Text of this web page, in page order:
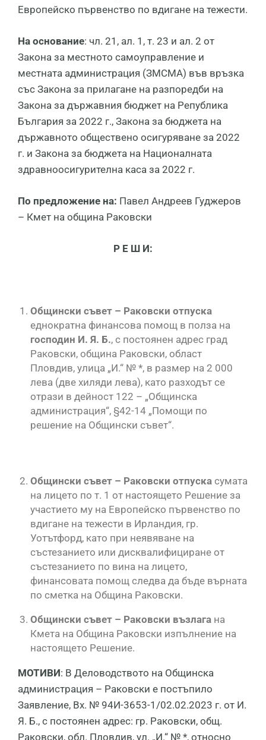
Европейско първенство по вдигане на тежести.
На основание: чл. 21, ал. 1, т. 23 и ал. 2 от
Закона за местното самоуправление и
местната администрация (ЗМСМА) във връзка
със Закона за прилагане на разпоредби на
Закона за държавния бюджет на Република
България за 2022 г., Закона за бюджета на
държавното обществено осигуряване за 2022
г. и Закона за бюджета на Националната
здравноосигурителна каса за 2022 г.
По предложение на: Павел Андреев Гуджеров
– Кмет на община Раковски
Р Е Ш И:
Общински съвет – Раковски отпуска
еднократна финансова помощ в полза на
господин И. Я. Б., с постоянен адрес град
Раковски, община Раковски, област
Пловдив, улица „И.“ № *, в размер на 2 000
лева (две хиляди лева), като разходът се
отрази в дейност 122 – „Общинска
администрация“, §42-14 „Помощи по
решение на Общински съвет“.
Общински съвет – Раковски отпуска сумата
на лицето по т. 1 от настоящето Решение за
участието му на Европейско първенство по
вдигане на тежести в Ирландия, гр.
Уотътфорд, като при неявяване на
състезанието или дисквалифициране от
състезанието по вина на лицето,
финансовата помощ следва да бъде върната
по сметка на Община Раковски.
Общински съвет – Раковски възлага на
Кмета на Община Раковски изпълнение на
настоящето Решение.
МОТИВИ: В Деловодството на Общинска
администрация – Раковски е постъпило
Заявление, Вх. № 94И-3653-1/02.02.2023 г. от И.
Я. Б., с постоянен адрес: гр. Раковски, общ.
Раковски, обл. Пловдив, ул. „И.“ № *, относно